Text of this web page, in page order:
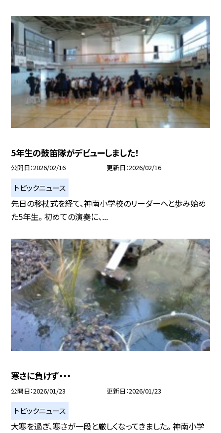
5年生の鼓笛隊がデビューしました！
公開日 2026/02/16 更新日 2026/02/16
トピックニュース
先日の移杖式を経て、神南小学校のリーダーへと歩み始め
た5年生。 初めての演奏に、...
寒さに負けず・・・
公開日 2026/01/23 更新日 2026/01/23
トピックニュース
大寒を過ぎ、寒さが一段と厳しくなってきました。 神南小学